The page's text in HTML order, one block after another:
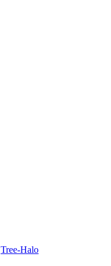
Tree-Halo